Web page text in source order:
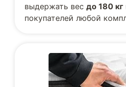
выдержать вес до 180 кг
покупателей любой